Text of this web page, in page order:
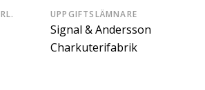
UPPGIFTSLÄMNARE
Signal & Andersson
Charkuterifabrik